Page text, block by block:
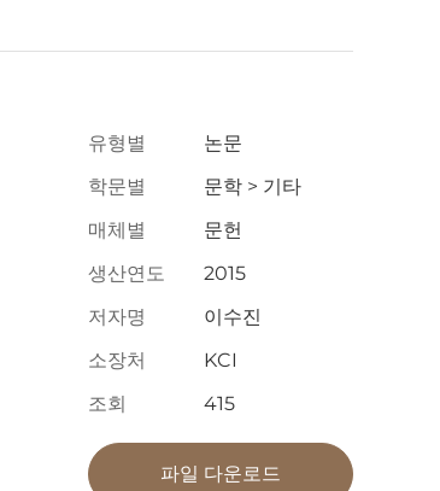
유형별
논문
학문별
문학 > 기타
매체별
문헌
생산연도
2015
저자명
이수진
소장처
KCI
조회
415
파일 다운로드